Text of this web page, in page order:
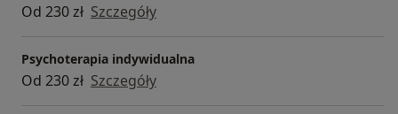
Od 230 zł Szczegóły
Psychoterapia indywidualna
Od 230 zł Szczegóły